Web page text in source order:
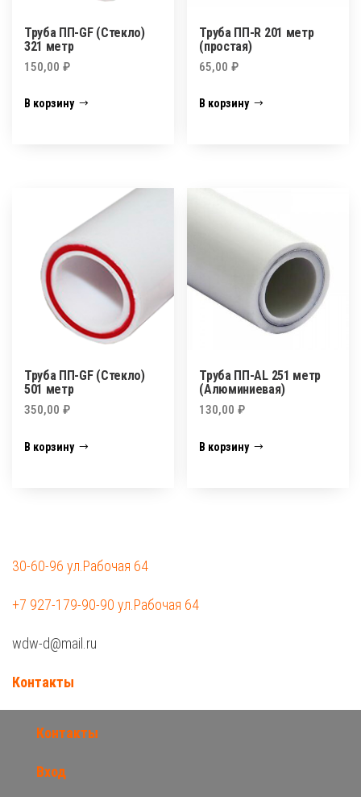
Труба ПП-GF (Стекло)
321 метр
150,00 ₽
В корзину
Труба ПП-R 201 метр
(простая)
65,00₽
В корзину
Труба ПП-GF (Стекло)
501 метр
350,00 ₽
В корзину
Труба ПП-AL 251 метр
(Алюминиевая)
130,00₽
В корзину
30-60-96 ул.Рабочая 64
+7 927-179-90-90 ул.Рабочая 64
wdw-d@mail.ru
Контакты
Контакты
Вход